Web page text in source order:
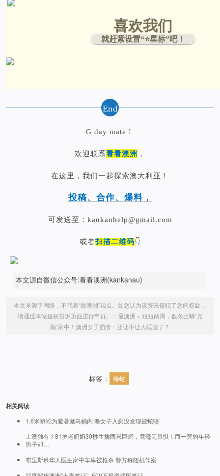
喜欢我们
就赶紧设置“⭐️星标”吧！
End
G day mate！
欢迎联系看看澳洲 ，
在这里，我们一起探索澳大利亚！
投稿、合作、爆料，
可发送至：kankanhelp@gmail.com
或者扫描二维码👇
本文源自微信公众号:看看澳洲(kankanau)
本文来源于网络，不代表“最澳洲”观点。如您认为该资讯侵犯了您的权益，
请通过本站侵权投诉页面进行申诉。： 最澳洲 » 短短两周，数条巨蟒“光
顾”家中！澳洲女子崩溃：还让不让人睡觉了？
标签： 蟒蛇
相关阅读
1.6米蟒蛇为避暑藏马桶内 澳女子入厕没发现被蛇咬
土澳独有？81岁老奶奶30秒生擒两只巨蟒，竟毫无畏惧！而一旁的年轻
男子却…
布里斯班华人医生家中车库被枪杀 警方称随机作案